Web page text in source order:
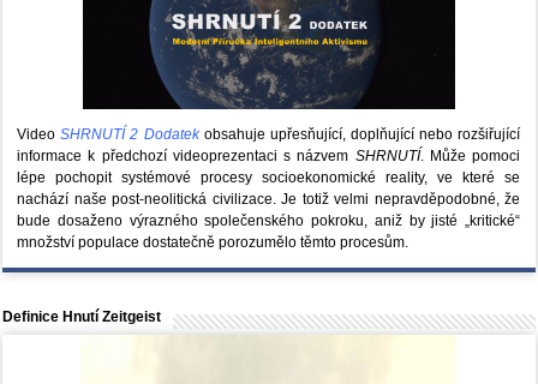
VideoSHRNUTÍ 2 Dodatekobsahuje upřesňující, doplňující nebo rozšiřující
informace k předchozí videoprezentaci s názvem SHRNUTÍ. Může pomoci
lépe pochopit systémové procesy socioekonomické reality, ve které se
nachází naše post-neolitická civilizace. Je totiž velmi nepravděpodobné, že
bude dosaženo výrazného společenského pokroku, aniž by jisté „kritické“
množství populace dostatečně porozumělo těmto procesům.
Definice Hnutí Zeitgeist